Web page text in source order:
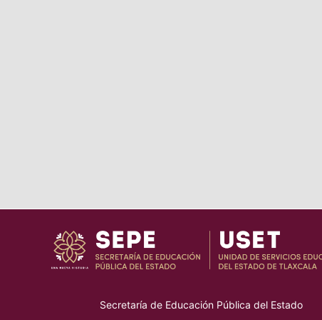
Secretaría de Educación Pública del Estado